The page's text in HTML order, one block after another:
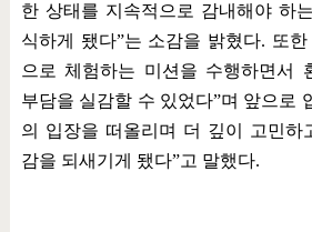
한 상태를 지속적으로 감내해야 하
식하게 됐다”는 소감을 밝혔다. 또한
으로 체험하는 미션을 수행하면서
부담을 실감할 수 있었다”며 앞으로
의 입장을 떠올리며 더 깊이 고민하
감을 되새기게 됐다”고 말했다.